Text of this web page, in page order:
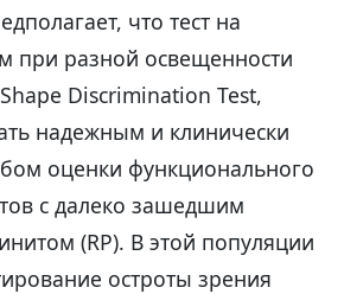
что тест на
при разной освещенности
Discrimination Test,
надежным и клинически
оценки функционального
с далеко зашедшим
(RP). В этой популяции
остроты зрения